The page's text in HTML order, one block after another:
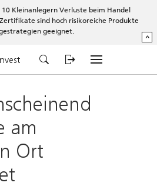
Kleinanlegern Verluste beim Handel
sind hoch risikoreiche Produkte
geeignet.
^
am
Ort